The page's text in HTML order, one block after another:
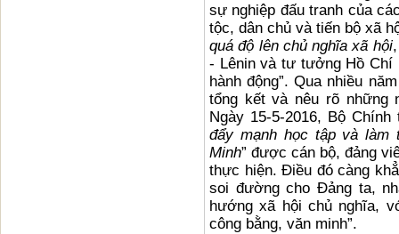
sự nghiệp đấu tranh của
tộc, dân chủ và tiến bộ xã
quá độ lên chủ nghĩa xã hội
- Lênin và tư tưởng Hồ Chí
hành động”. Qua nhiều
tổng kết và nêu rõ những
Ngày 15-5-2016, Bộ
đẩy mạnh học tập và làm
Minh” được cán bộ, đảng
thực hiện. Điều đó càng
soi đường cho Đảng ta,
hướng xã hội chủ nghĩa,
công bằng, văn minh”.